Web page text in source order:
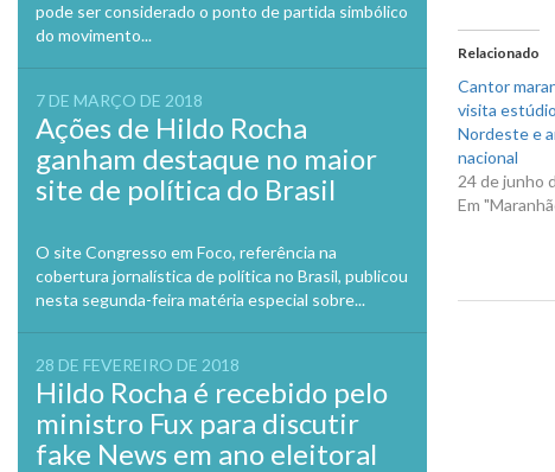
pode ser considerado o ponto de partida simbólico
do movimento...
7 DE MARÇO DE 2018
Ações de Hildo Rocha
ganham destaque no maior
site de política do Brasil
O site Congresso em Foco, referência na
cobertura jornalística de política no Brasil, publicou
nesta segunda-feira matéria especial sobre...
28 DE FEVEREIRO DE 2018
Hildo Rocha é recebido pelo
ministro Fux para discutir
fake News em ano eleitoral
em
nova
janela)
em
Relacionado
Cantor
visita
Nordeste e
nacional
24 de junho
Em